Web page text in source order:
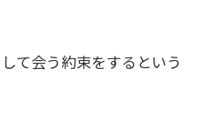
て会う約束をするという